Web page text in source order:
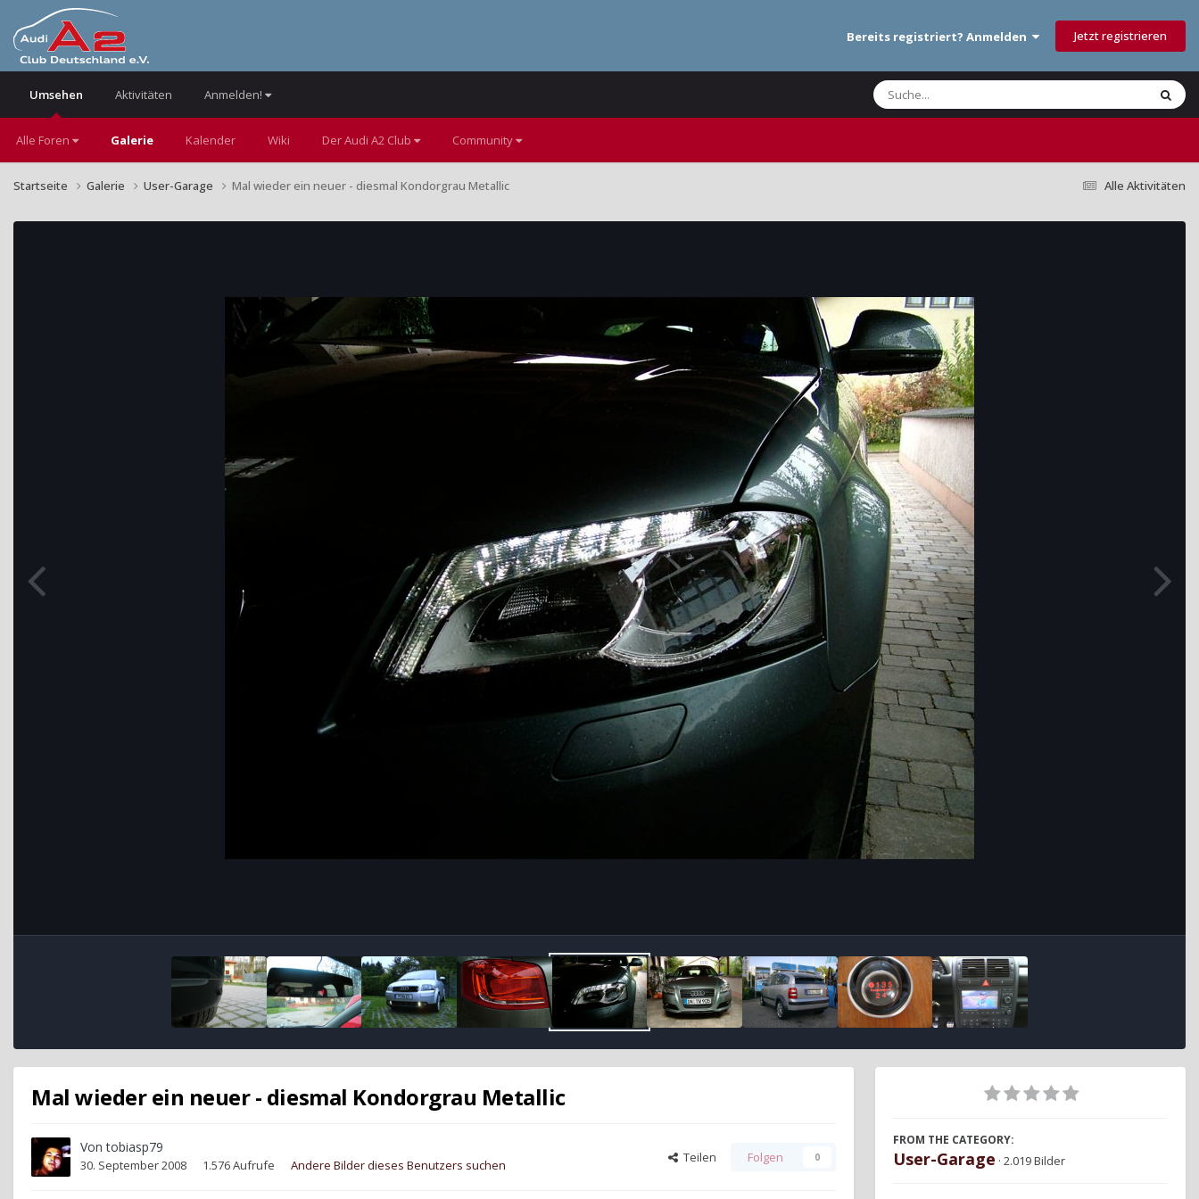
Bereits registriert? Anmelden Jetzt registrieren
Umsehen
Alle Foren Galerie Kalender Wiki Der Audi A2 Club Community
Aktivitäten Anmelden!
Alle Aktivitäten
Startseite Galerie User-Garage Mal wieder ein neuer - diesmal Kondorgrau Metallic
Mal wieder ein neuer - diesmal Kondorgrau Metallic
Vontobiasp79
30. September 2008 1.576 Aufrufe Andere Bilder dieses Benutzers suchen
Teilen Folgen 0
FROM THE CATEGORY:
User-Garage · 2.019 Bilder